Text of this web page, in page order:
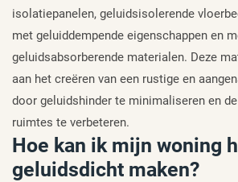
isolatiepanelen, geluidsisolerende
met geluiddempende eigenschappen en
geluidsabsorberende materialen. Deze
aan het creëren van een rustige en
door geluidshinder te minimaliseren en
ruimtes te verbeteren.
Hoe kan ik mijn woning
geluidsdicht maken?